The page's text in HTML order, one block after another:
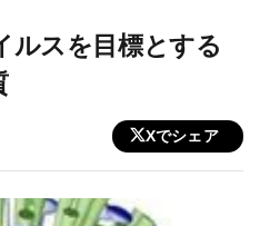
ルスを目標とする
Xでシェア